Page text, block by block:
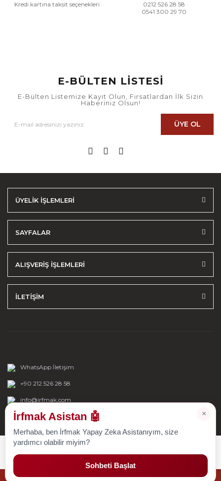
Kredi kartına taksit seçenekleri
0212 526 28 58
0541 300 29 70
E-BÜLTEN LİSTESİ
E-Bülten Listemize Kayıt Olun, Fırsatlardan İlk Sizin
Haberiniz Olsun!
ÜYE OL
ÜYELİK İŞLEMLERİ
SAYFALAR
ALIŞVERİŞ İŞLEMLERİ
İLETİŞİM
WhatsApp İletişim
+90 212 526 28 58
info@irfmak.com
×
İrfmak Asistan 🤖
Merhaba, ben İrfmak Yapay Zeka Asistanıyım, size
yardımcı olabilir miyim?
Sohbeti Başlat